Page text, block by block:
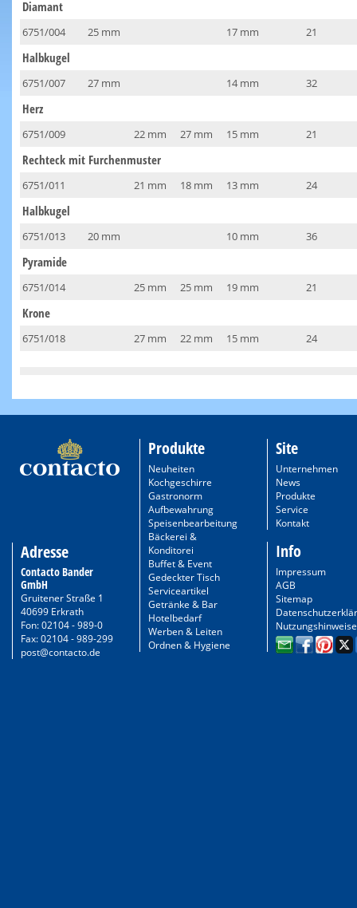
Diamant
6751/004 25 mm 17 mm 21
Halbkugel
6751/007 27 mm 14 mm 32
Herz
6751/009 22 mm 27 mm 15 mm 21
Rechteck mit Furchenmuster
6751/011 21 mm 18 mm 13 mm 24
Halbkugel
6751/013 20 mm 10 mm 36
Pyramide
6751/014 25 mm 25 mm 19 mm 21
Krone
6751/018 27 mm 22 mm 15 mm 24
Adresse
Contacto Bander
GmbH
Gruitener Straße 1
40699 Erkrath
Fon: 02104 - 989-0
Fax: 02104 - 989-299
post@contacto.de
Produkte
Neuheiten
Kochgeschirre
Gastronorm
Aufbewahrung
Speisenbearbeitung
Bäckerei &
Konditorei
Buffet & Event
Gedeckter Tisch
Serviceartikel
Getränke & Bar
Hotelbedarf
Werben & Leiten
Ordnen & Hygiene
Site
Unternehmen
News
Produkte
Service
Kontakt
Info
Impressum
AGB
Sitemap
Nutzungshinweise